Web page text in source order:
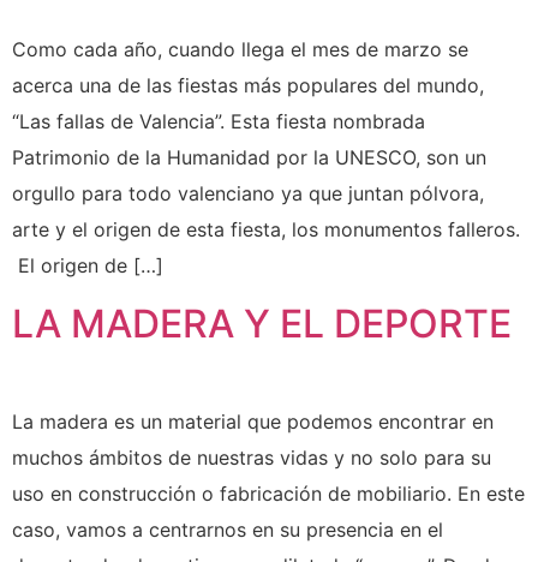
Como cada año, cuando llega el mes de marzo se
acerca una de las fiestas más populares del mundo,
“Las fallas de Valencia”. Esta fiesta nombrada
Patrimonio de la Humanidad por la UNESCO, son un
orgullo para todo valenciano ya que juntan pólvora,
arte y el origen de esta fiesta, los monumentos falleros.
El origen de […]
LA MADERA Y EL DEPORTE
La madera es un material que podemos encontrar en
muchos ámbitos de nuestras vidas y no solo para su
uso en construcción o fabricación de mobiliario. En este
caso, vamos a centrarnos en su presencia en el